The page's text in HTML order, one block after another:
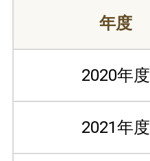
年度
2020年度
2021年度